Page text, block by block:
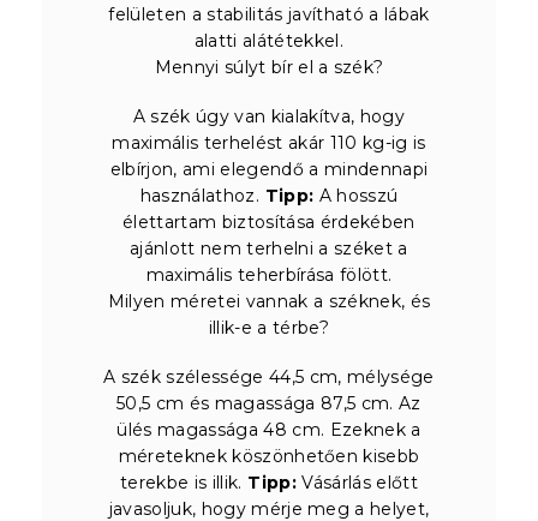
felületen a stabilitás javítható a lábak
alatti alátétekkel.
Mennyi súlyt bír el a szék?
A szék úgy van kialakítva, hogy
maximális terhelést akár 110 kg-ig is
elbírjon, ami elegendő a mindennapi
használathoz. Tipp: A hosszú
élettartam biztosítása érdekében
ajánlott nem terhelni a széket a
maximális teherbírása fölött.
Milyen méretei vannak a széknek, és
illik-e a térbe?
A szék szélessége 44,5 cm, mélysége
50,5 cm és magassága 87,5 cm. Az
ülés magassága 48 cm. Ezeknek a
méreteknek köszönhetően kisebb
terekbe is illik. Tipp:Vásárlás előtt
javasoljuk, hogy mérje meg a helyet,